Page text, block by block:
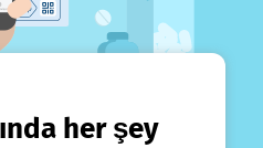
her şey